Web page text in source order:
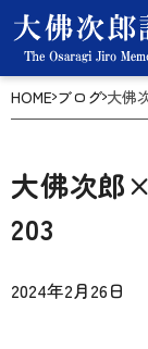
HOME ブログ 大佛
大佛次郎
203
2024年2月26日